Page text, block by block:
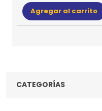
Agregar al carrito
CATEGORÍAS